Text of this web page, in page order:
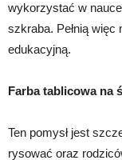
wykorzystać w
szkraba. Pełnią
edukacyjną.
Farba tablicowa na
Ten pomysł jest
rysować oraz